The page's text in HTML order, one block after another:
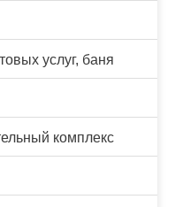
услуг, баня
комплекс